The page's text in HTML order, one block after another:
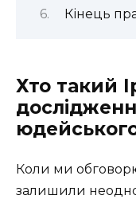
Кінець
Хто такий
Коли ми
залишили